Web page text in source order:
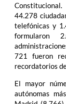
44.278
telefónicas y
formularon
721 fueron
recordatorios
El mayor
autónomas